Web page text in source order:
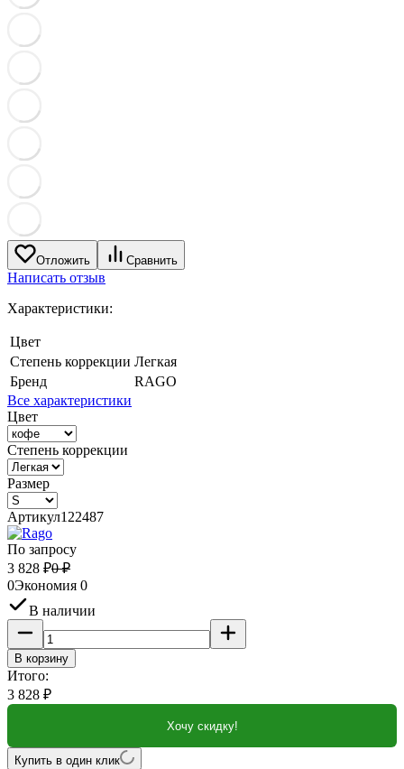
Отложить Сравнить
Написать отзыв
Характеристики:
Цвет
Степень коррекции Легкая
Бренд
RAGO
Все характеристики
Цвет
Степень коррекции
Размер
Артикул122487
По запросу
3 828 ₽0 ₽
0Экономия 0
В наличии
В корзину
Итого:
3 828 ₽
Хочу скидку!
Купить в один клик